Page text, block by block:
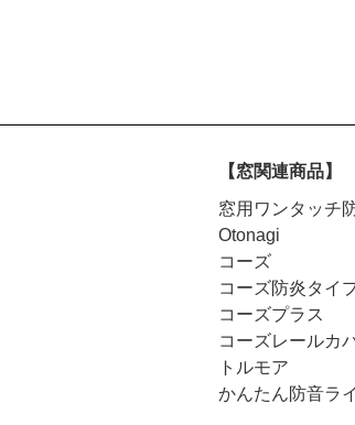
【窓関連商品】
窓用ワンタッチ
Otonagi
コーズ
コーズ防炎タイ
コーズプラス
コーズレールカ
トルモア
かんたん防音ラ